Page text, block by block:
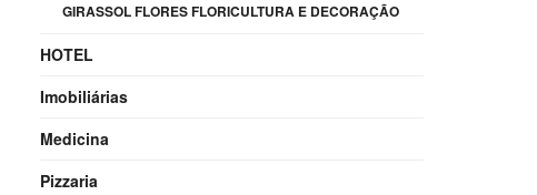
GIRASSOL FLORES FLORICULTURA E DECORAÇÃO
HOTEL
Imobiliárias
Medicina
Pizzaria